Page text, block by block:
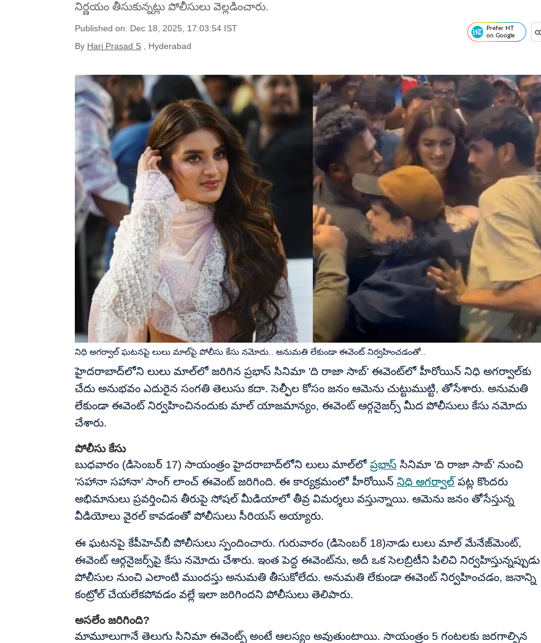
నిర్ణయం తీసుకున్నట్లు పోలీసులు వెల్లడించారు.
Published on: Dec 18, 2025, 17:03:54 IST
By Hari Prasad S , Hyderabad
Prefer HT
on Google
హైదరాబాద్‌లోని లులు మాల్‌లో జరిగిన ప్రభాస్ సినిమా 'ది రాజా సాబ్' ఈవెంట్‌లో హీరోయిన్ నిధి అగర్వాల్‌కు
చేదు అనుభవం ఎదురైన సంగతి తెలుసు కదా. సెల్ఫీల కోసం జనం ఆమెను చుట్టుముట్టి, తోసేశారు. అనుమతి
లేకుండా ఈవెంట్ నిర్వహించినందుకు మాల్ యాజమాన్యం, ఈవెంట్ ఆర్గనైజర్స్ మీద పోలీసులు కేసు నమోదు
చేశారు.
నిధి అగర్వాల్‌ ఘటనపై లులు మాల్‌పై పోలీసు కేసు నమోదు.. అనుమతి లేకుండా ఈవెంట్ నిర్వహించడంతో..
పోలీసు కేసు
బుధవారం (డిసెంబర్ 17) సాయంత్రం హైదరాబాద్‌లోని లులు మాల్‌లో ప్రభాస్ సినిమా 'ది రాజా సాబ్' నుంచి
'సహానా సహానా' సాంగ్ లాంచ్ ఈవెంట్ జరిగింది. ఈ కార్యక్రమంలో హీరోయిన్ నిధి అగర్వాల్పట్ల కొందరు
అభిమానులు ప్రవర్తించిన తీరుపై సోషల్ మీడియాలో తీవ్ర విమర్శలు వస్తున్నాయి. ఆమెను జనం తోసేస్తున్న
వీడియోలు వైరల్ కావడంతో పోలీసులు సీరియస్ అయ్యారు.
ఈ ఘటనపై కేపీహెచ్‌బీ పోలీసులు స్పందించారు. గురువారం (డిసెంబర్ 18)నాడు లులు మాల్ మేనేజ్‌మెంట్,
ఈవెంట్ ఆర్గనైజర్స్‌పై కేసు నమోదు చేశారు. ఇంత పెద్ద ఈవెంట్‌ను, అదీ ఒక సెలబ్రిటీని పిలిచి నిర్వహిస్తున్నప్పుడు
పోలీసుల నుంచి ఎలాంటి ముందస్తు అనుమతి తీసుకోలేదు. అనుమతి లేకుండా ఈవెంట్ నిర్వహించడం, జనాన్ని
కంట్రోల్ చేయలేకపోవడం వల్లే ఇలా జరిగిందని పోలీసులు తెలిపారు.
అసలేం జరిగింది?
మామూలుగానే తెలుగు సినిమా ఈవెంట్స్ అంటే ఆలస్యం అవుతుంటాయి. సాయంత్రం 5 గంటలకు జరగాల్సిన